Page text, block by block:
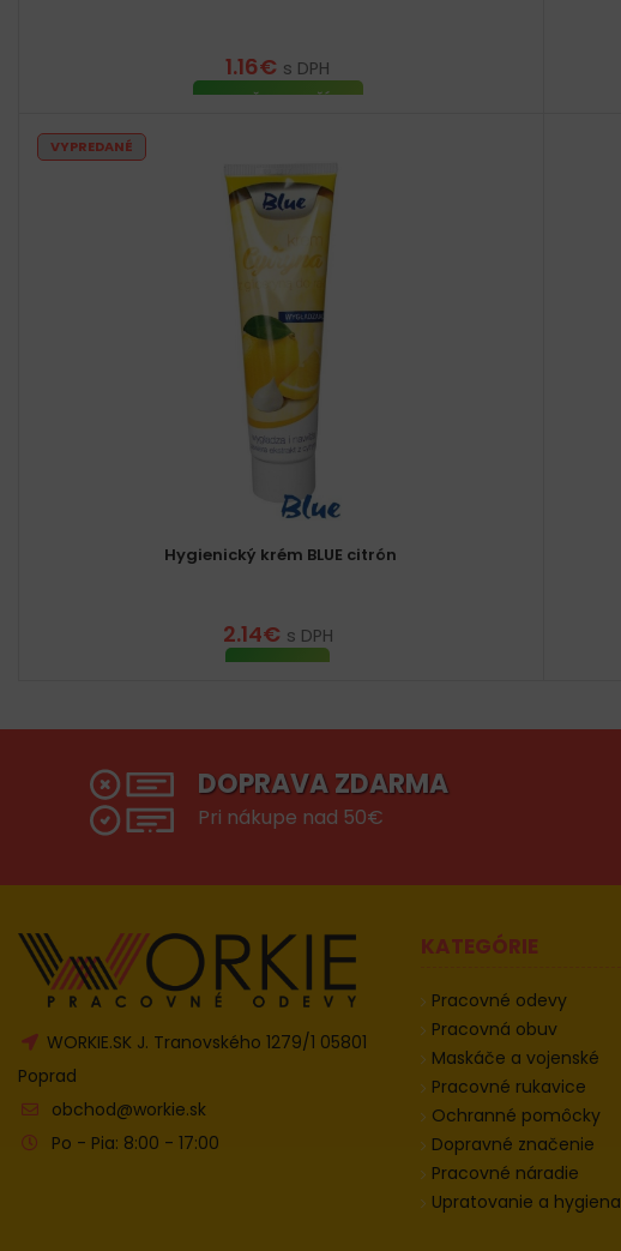
1.16€ s DPH
PRIDAŤ DO KOŠÍKA
VYPREDANÉ
Hygienický krém BLUE citrón
2.14€ s DPH
VIAC INFO
DOPRAVA ZDARMA
Pri nákupe nad 50€
WORKIE.SK J. Tranovského 1279/1 05801
Poprad
obchod@workie.sk
Po - Pia: 8:00 - 17:00
KATEGÓRIE
Pracovné odevy
Pracovná obuv
Maskáče a vojenské
Pracovné rukavice
Ochranné pomôcky
Dopravné značenie
Pracovné náradie
Upratovanie a hygiena